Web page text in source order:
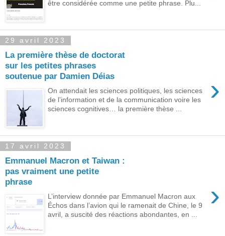
être considérée comme une petite phrase. Plu...
29 avril 2023
La première thèse de doctorat
sur les petites phrases
soutenue par Damien Déias
›
On attendait les sciences politiques, les sciences
de l’information et de la communication voire les
sciences cognitives… la première thèse ...
17 avril 2023
Emmanuel Macron et Taiwan :
pas vraiment une petite
phrase
›
L’interview donnée par Emmanuel Macron aux
Échos dans l’avion qui le ramenait de Chine, le 9
avril, a suscité des réactions abondantes, en ...